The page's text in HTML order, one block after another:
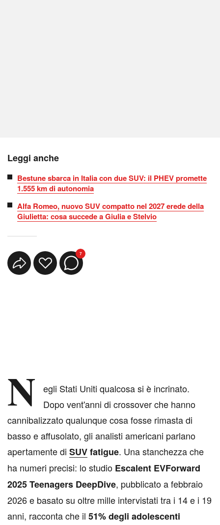
Leggi anche
Bestune sbarca in Italia con due SUV: il PHEV promette
1.555 km di autonomia
Alfa Romeo, nuovo SUV compatto nel 2027 erede della
Giulietta: cosa succede a Giulia e Stelvio
7
N
egli Stati Uniti qualcosa si è incrinato.
Dopo vent'anni di crossover che hanno
cannibalizzato qualunque cosa fosse rimasta di
basso e affusolato, gli analisti americani parlano
apertamente di SUVfatigue. Una stanchezza che
ha numeri precisi: lo studio Escalent EVForward
2025 Teenagers DeepDive, pubblicato a febbraio
2026 e basato su oltre mille intervistati tra i 14 e i 19
anni, racconta che il 51% degli adolescenti